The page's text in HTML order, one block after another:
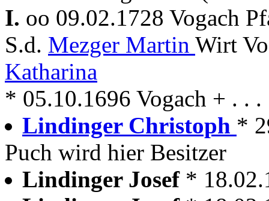
I. oo 09.02.1728 Vogach
S.d. Mezger Martin Wirt
Katharina
* 05.10.1696 Vogach + . . .
Lindinger Christoph *
Puch wird hier Besitzer
Lindinger Josef *